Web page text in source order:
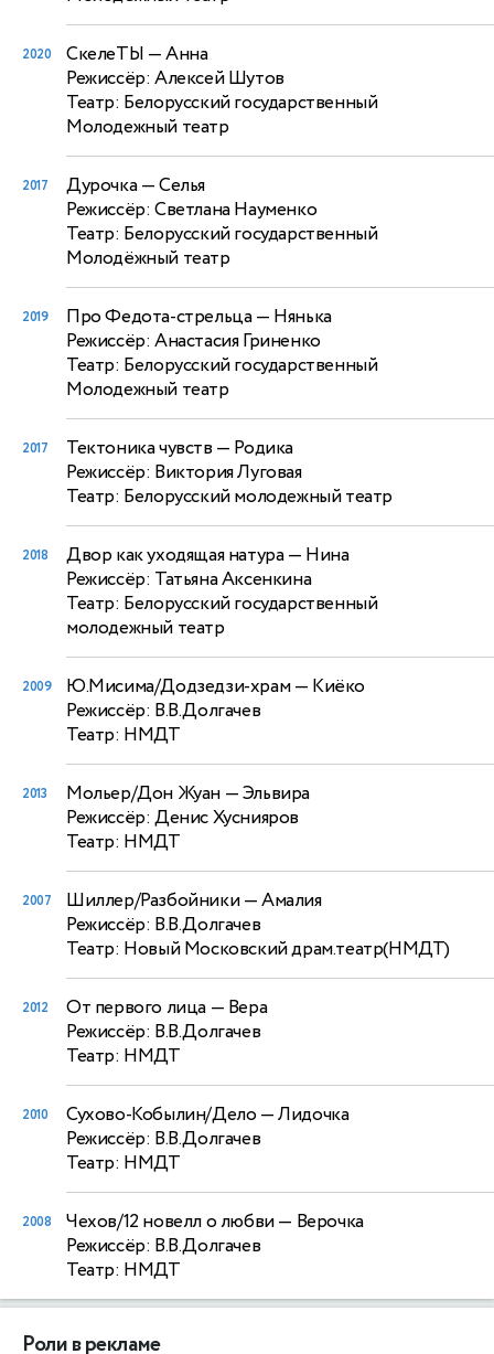
2020 СкелеТЫ — Анна
Режиссёр: Алексей Шутов
Театр: Белорусский государственный
Молодежный театр
2017 Дурочка— Селья
Режиссёр: Светлана Науменко
Театр: Белорусский государственный
Молодёжный театр
2019 Про Федота-стрельца— Нянька
Режиссёр: Анастасия Гриненко
Театр: Белорусский государственный
Молодежный театр
2017 Тектоника чувств — Родика
Режиссёр: Виктория Луговая
Театр: Белорусский молодежный театр
2018 Двор как уходящая натура— Нина
Режиссёр: Татьяна Аксенкина
Театр: Белорусский государственный
молодежный театр
2009 Ю.Мисима/Додзедзи-храм— Киёко
Режиссёр: В.В.Долгачев
Театр: НМДТ
2013 Мольер/Дон Жуан — Эльвира
Режиссёр: Денис Хуснияров
Театр: НМДТ
2007 Шиллер/Разбойники— Амалия
Режиссёр: В.В.Долгачев
Театр: Новый Московский драм.театр(НМДТ)
2012 От первого лица — Вера
Режиссёр: В.В.Долгачев
Театр: НМДТ
2010 Сухово-Кобылин/Дело — Лидочка
Режиссёр: В.В.Долгачев
Театр: НМДТ
2008 Чехов/12 новелл о любви— Верочка
Режиссёр: В.В.Долгачев
Театр: НМДТ
Роли в рекламе